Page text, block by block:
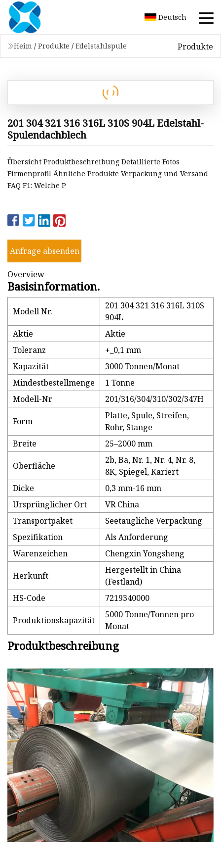
Deutsch
Heim / Produkte / Edelstahlspule Produkte
201 304 321 316 316L 310S 904L Edelstahl-
Spulendachblech
Übersicht Produktbeschreibung Detaillierte Fotos
Firmenprofil Ähnliche Produkte Verpackung und Versand
FAQ F1: Welche P
Anfrage absenden
Overview
Basisinformation.
Modell Nr.
201 304 321 316 316L 310S
904L
Aktie
Aktie
Toleranz
+_0,1 mm
Kapazität
3000 Tonnen/Monat
Mindestbestellmenge
1 Tonne
Modell-Nr
201/316/304/310/302/347H
Form
Platte, Spule, Streifen,
Rohr, Stange
Breite
25–2000 mm
Oberfläche
2b, Ba, Nr. 1, Nr. 4, Nr. 8,
8K, Spiegel, Kariert
Dicke
0,3 mm-16 mm
Ursprünglicher Ort
VR China
Transportpaket
Seetaugliche Verpackung
Spezifikation
Als Anforderung
Warenzeichen
Chengxin Yongsheng
Herkunft
Hergestellt in China
(Festland)
HS-Code
7219340000
Produktionskapazität
5000 Tonne/Tonnen pro
Monat
Produktbeschreibung